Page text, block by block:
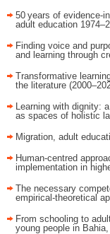
50 years of
adult education
Finding voice and
and learning through
Transformative
the literature
Learning with dignity:
as spaces of holistic
Migration, adult
Human-centred
implementation in
The necessary
empirical-theoretical
From schooling to
young people in Bahia,